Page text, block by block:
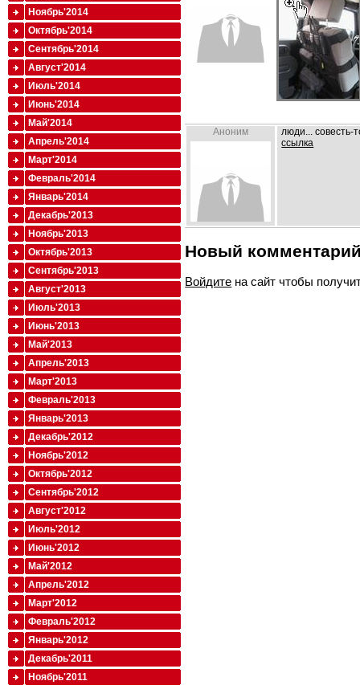
Аноним
люди... совесть-
ссылка
Новый
Войдите на сайт чтобы
Ноябрь'2014
Октябрь'2014
Сентябрь'2014
Август'2014
Июль'2014
Июнь'2014
Май'2014
Апрель'2014
Март'2014
Февраль'2014
Январь'2014
Декабрь'2013
Ноябрь'2013
Октябрь'2013
Сентябрь'2013
Август'2013
Июль'2013
Июнь'2013
Май'2013
Апрель'2013
Март'2013
Февраль'2013
Январь'2013
Декабрь'2012
Ноябрь'2012
Октябрь'2012
Сентябрь'2012
Август'2012
Июль'2012
Июнь'2012
Май'2012
Апрель'2012
Март'2012
Февраль'2012
Январь'2012
Декабрь'2011
Ноябрь'2011